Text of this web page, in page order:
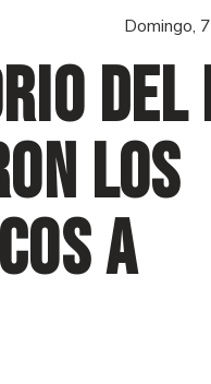
Domingo,
del
los
a